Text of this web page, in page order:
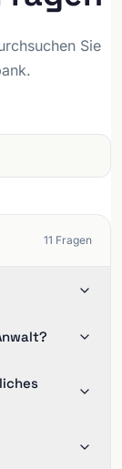
Sie
11 Fragen